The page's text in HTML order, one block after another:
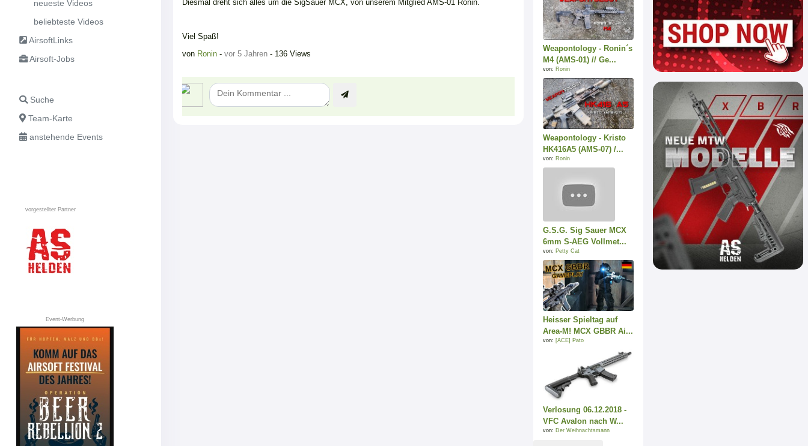
neueste Videos
beliebteste Videos
AirsoftLinks
Airsoft-Jobs
Suche
Team-Karte
anstehende Events
vorgestellter Partner
Event-Werbung
Diesmal dreht sich alles um die SigSauer MCX, von unserem Mitglied AMS-01 Ronin.
Viel Spaß!
von Ronin - vor 5 Jahren - 136 Views
Weapontology - Ronin´s
M4 (AMS-01) // Ge...
von: Ronin
Weapontology - Kristo
HK416A5 (AMS-07) /...
von: Ronin
G.S.G. Sig Sauer MCX
6mm S-AEG Vollmet...
von: Petty Cat
Heisser Spieltag auf
Area-M! MCX GBBR Ai...
von: [ACE] Pato
Verlosung 06.12.2018 -
VFC Avalon nach W...
von: Der Weihnachtsmann